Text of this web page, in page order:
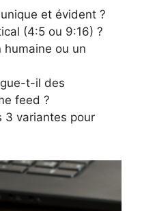
et évident ?
(4:5 ou 9:16) ?
ou un
t-il des
feed ?
3 variantes pour